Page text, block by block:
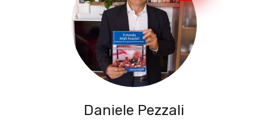
Daniele Pezzali